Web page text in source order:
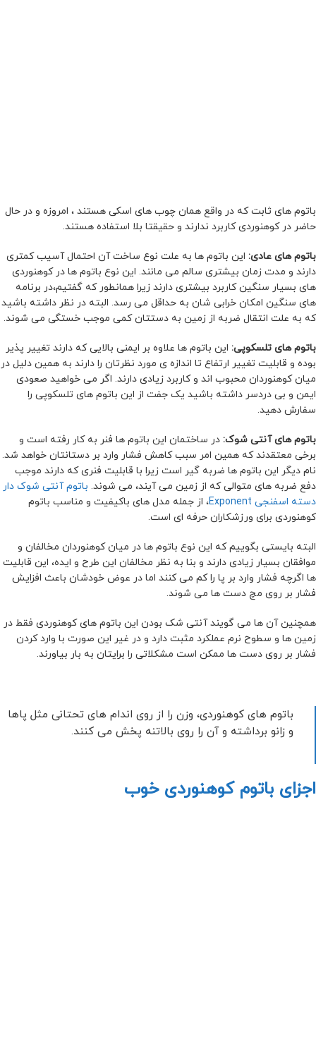
باتوم های ثابت که در واقع همان چوب های اسکی هستند ، امروزه و در حال
حاضر در کوهنوردی کاربرد ندارند و حقیقتا بلا استفاده هستند.
باتوم های عادی: این باتوم ها به علت نوع ساخت آن احتمال آسیب کمتری
دارند و مدت زمان بیشتری سالم می مانند. این نوع باتوم ها در کوهنوردی
های بسیار سنگین کاربرد بیشتری دارند زیرا همانطور که گفتیم،در برنامه
های سنگین امکان خرابی شان به حداقل می رسد. البته در نظر داشته باشید
که به علت انتقال ضربه از زمین به دستتان کمی موجب خستگی می شوند.
باتوم های تلسکوپی: این باتوم ها علاوه بر ایمنی بالایی که دارند تغییر پذیر
بوده و قابلیت تغییر ارتفاع تا اندازه ی مورد نظرتان را دارند به همین دلیل در
میان کوهنوردان محبوب اند و کاربرد زیادی دارند. اگر می خواهید صعودی
ایمن و بی دردسر داشته باشید یک جفت از این باتوم های تلسکوپی را
سفارش دهید.
باتوم های آنتی شوک: در ساختمان این باتوم ها فنر به کار رفته است و
برخی معتقدند که همین امر سبب کاهش فشار وارد بر دستانتان خواهد شد.
نام دیگر این باتوم ها ضربه گیر است زیرا با قابلیت فنری که دارند موجب
دفع ضربه های متوالی که از زمین می آیند، می شوند. باتوم آنتی شوک دار
دسته اسفنجی Exponent
، از جمله مدل های باکیفیت و مناسب باتوم
کوهنوردی برای ورزشکاران حرفه ای است.
البته بایستی بگوییم که این نوع باتوم ها در میان کوهنوردان مخالفان و
موافقان بسیار زیادی دارند و بنا به نظر مخالفان این طرح و ایده، این قابلیت
ها اگرچه فشار وارد بر پا را کم می کنند اما در عوض خودشان باعث افزایش
فشار بر روی مچ دست ها می شوند.
همچنین آن ها می گویند آنتی شک بودن این باتوم های کوهنوردی فقط در
زمین ها و سطوح نرم عملکرد مثبت دارد و در غیر این صورت با وارد کردن
فشار بر روی دست ها ممکن است مشکلاتی را برایتان به بار بیاورند.
باتوم های کوهنوردی، وزن را از روی اندام های تحتانی مثل پاها
و زانو برداشته و آن را روی بالاتنه پخش می کنند.
اجزای باتوم کوهنوردی خوب